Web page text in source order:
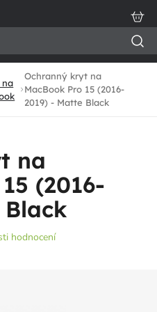
Ochranný kryt na
MacBook Pro 15 (2016-
2019) - Matte Black
na
(2016-
hodnocení